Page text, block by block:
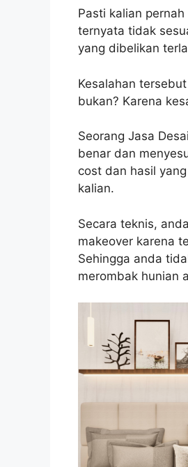
Pasti kalian
ternyata tidak
yang dibelikan
Kesalahan
bukan? Karena
Seorang Jasa
benar dan
cost dan hasil
kalian.
Secara teknis,
makeover karena
Sehingga anda
merombak hunian